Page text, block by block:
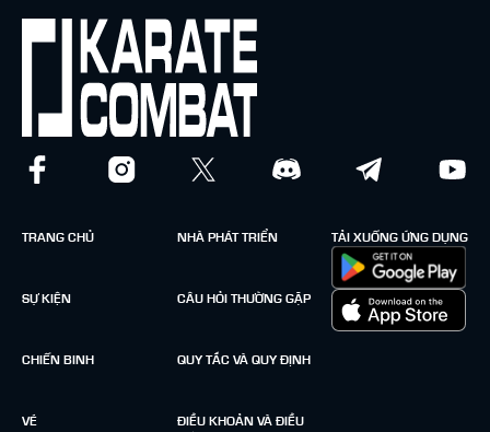
TRANG CHỦ
SỰ KIỆN
CHIẾN BINH
VÉ
NHÀ PHÁT TRIỂN
CÂU HỎI THƯỜNG GẶP
QUY TẮC VÀ QUY ĐỊNH
ĐIỀU KHOẢN VÀ ĐIỀU
TẢI XUỐNG ỨNG DỤNG